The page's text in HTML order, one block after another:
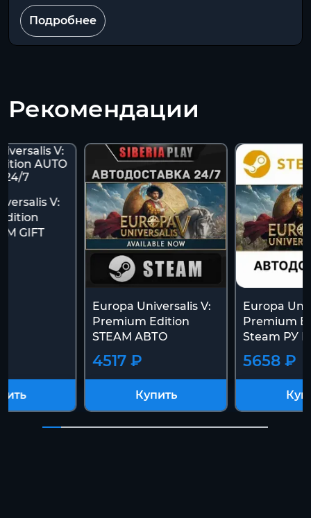
Подробнее
Рекомендации
V:
GIFT
Europa Universalis V:
Premium Edition
STEAM АВТО
4517 ₽
Купить
Europa
Premium
Steam РУ
5658 ₽